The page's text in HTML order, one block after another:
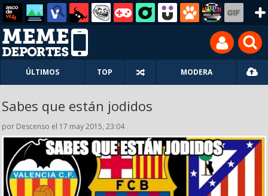
ÚLTIMOS TOP MODERA
Sabes que están jodidos
por Descenso el 17 may 2015, 23:04